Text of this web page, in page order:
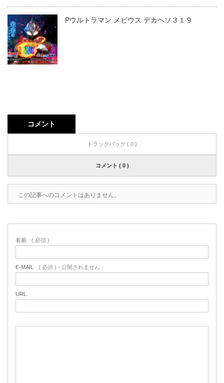
Pウルトラマン メビウス デカヘソ３１９
コメント
トラックバック ( 0 )
コメント ( 0 )
この記事へのコメントはありません。
名前 ( 必須 )
E-MAIL ( 必須 ) - 公開されません -
URL